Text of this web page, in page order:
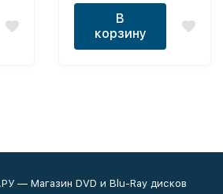
В
корзину
— Магазин DVD и Blu-Ray дисков